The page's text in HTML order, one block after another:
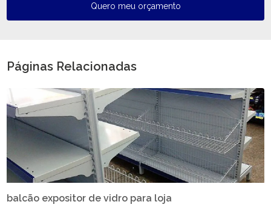
Quero meu orçamento
Páginas Relacionadas
balcão expositor de vidro para loja